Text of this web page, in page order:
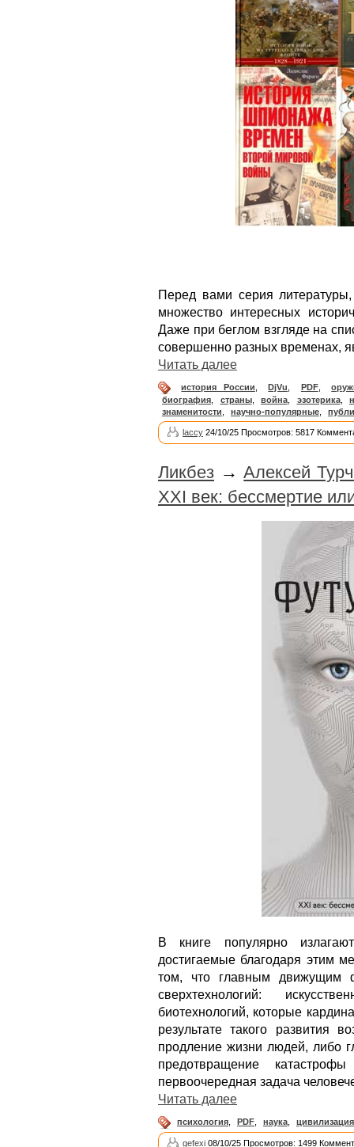
Перед вами серия
множество интересных
Даже при беглом взгляде на
совершенно разных временах,
Читать далее
история России DjVu PDF,
биография
страны, война эзотерика,
знаменитости
научно-популярные
laccy 24/10/25 Просмотров: 5817
Ликбез →Алексей
XXI век: бессмертие
В книге популярно
достигаемые благодаря этим
том, что главным движущим
сверхтехнологий:
биотехнологий, которые
результате такого развития
продление жизни людей, либо
предотвращение
первоочередная задача
Читать далее
психология PDF наука цивилизация
gefexi 08/10/25 Просмотров: 1499